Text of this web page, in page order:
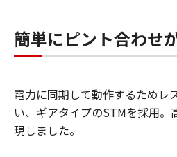
簡単にピント合わせ
電力に同期して動作するためレ
い、ギアタイプのSTMを採用。
現しました。